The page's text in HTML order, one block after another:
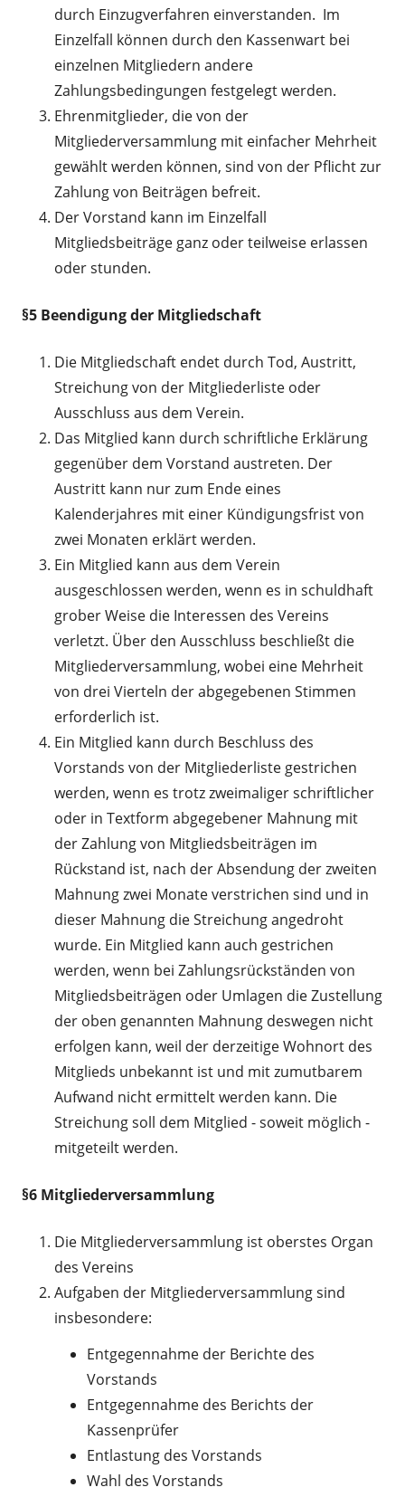
durch Einzugverfahren einverstanden. Im
Einzelfall können durch den Kassenwart bei
einzelnen Mitgliedern andere
Zahlungsbedingungen festgelegt werden.
Ehrenmitglieder, die von der
Mitgliederversammlung mit einfacher Mehrheit
gewählt werden können, sind von der Pflicht zur
Zahlung von Beiträgen befreit.
Der Vorstand kann im Einzelfall
Mitgliedsbeiträge ganz oder teilweise erlassen
oder stunden.
§5 Beendigung der Mitgliedschaft
Die Mitgliedschaft endet durch Tod, Austritt,
Streichung von der Mitgliederliste oder
Ausschluss aus dem Verein.
Das Mitglied kann durch schriftliche Erklärung
gegenüber dem Vorstand austreten. Der
Austritt kann nur zum Ende eines
Kalenderjahres mit einer Kündigungsfrist von
zwei Monaten erklärt werden.
Ein Mitglied kann aus dem Verein
ausgeschlossen werden, wenn es in schuldhaft
grober Weise die Interessen des Vereins
verletzt. Über den Ausschluss beschließt die
Mitgliederversammlung, wobei eine Mehrheit
von drei Vierteln der abgegebenen Stimmen
erforderlich ist.
Ein Mitglied kann durch Beschluss des
Vorstands von der Mitgliederliste gestrichen
werden, wenn es trotz zweimaliger schriftlicher
oder in Textform abgegebener Mahnung mit
der Zahlung von Mitgliedsbeiträgen im
Rückstand ist, nach der Absendung der zweiten
Mahnung zwei Monate verstrichen sind und in
dieser Mahnung die Streichung angedroht
wurde. Ein Mitglied kann auch gestrichen
werden, wenn bei Zahlungsrückständen von
Mitgliedsbeiträgen oder Umlagen die Zustellung
der oben genannten Mahnung deswegen nicht
erfolgen kann, weil der derzeitige Wohnort des
Mitglieds unbekannt ist und mit zumutbarem
Aufwand nicht ermittelt werden kann. Die
Streichung soll dem Mitglied - soweit möglich -
mitgeteilt werden.
§6 Mitgliederversammlung
Die Mitgliederversammlung ist oberstes Organ
des Vereins
Aufgaben der Mitgliederversammlung sind
insbesondere:
Entgegennahme der Berichte des
Vorstands
Entgegennahme des Berichts der
Kassenprüfer
Entlastung des Vorstands
Wahl des Vorstands